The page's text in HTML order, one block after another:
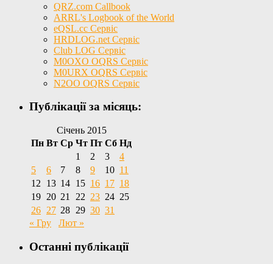
QRZ.com Callbook
ARRL's Logbook of the World
eQSL.cc Сервіс
HRDLOG.net Сервіс
Club LOG Сервіс
M0OXO OQRS Сервіс
M0URX OQRS Сервіс
N2OO OQRS Сервіс
Публікації за місяць:
Січень 2015
Пн Вт Ср Чт Пт Сб Нд
1
2 3
4
5
6 7 8 9 10 11
12
13 14 15 16 17 18
19 20 21 22 23 24 25
26 27 28 29 30 31
« Гру
Лют »
Останні публікації